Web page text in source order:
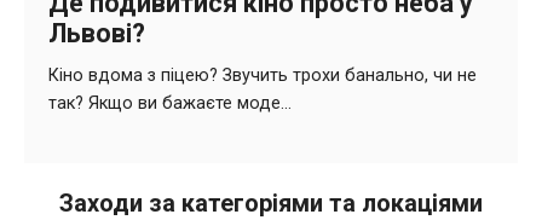
Заходи за категоріями та локаціями